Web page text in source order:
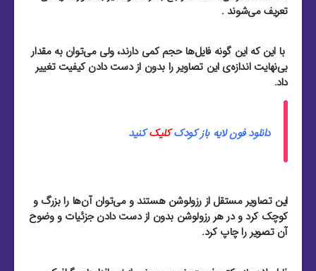
تعریف می‌شوند .
با این که این گونه فایل‌ها حجم کمی دارند، ولی می‌توان به مقدار
بی‌نهایت اندازه‌ی این تصاویر را بدون از دست دادن کیفیت تغییر
داد.
دانلود فون لایه باز کودککلیککنید
این تصاویر مستقل از رزولوشن هستند و می‌توان آن‌ها را بزرگ و
کوچک کرد و در هر رزولوشن بدون از دست دادن جزئیات و وضوح
آن تصویر را چاپ کرد.